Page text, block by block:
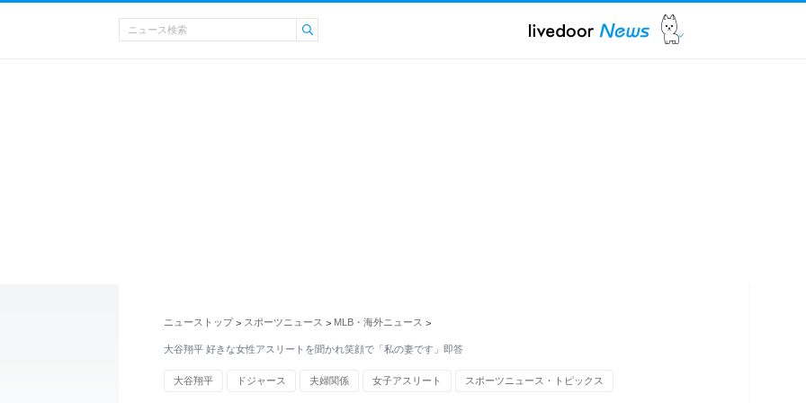
ニューストップ > スポーツニュース > MLB・海外ニュース >
大谷翔平 好きな女性アスリートを聞かれ笑顔で「私の妻です」即答
大谷翔平 ドジャース 夫婦関係 女子アスリート スポーツニュース・トピックス